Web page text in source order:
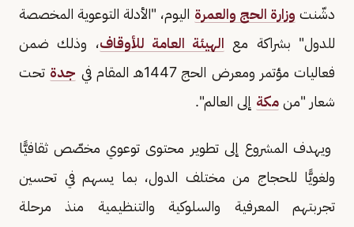
دشّنت وزارة الحج والعمرة اليوم، "الأدلة التوعوية المخصصة
للدول" بشراكة مع الهيئة العامة للأوقاف، وذلك ضمن
فعاليات مؤتمر ومعرض الحج 1447هـ المقام في
جدة تحت
شعار "من مكة إلى العالم".
ويهدف المشروع إلى تطوير محتوى توعوي مخصّص ثقافيًّا
ولغويًّا للحجاج من مختلف الدول، بما يسهم في تحسين
تجربتهم المعرفية والسلوكية والتنظيمية منذ مرحلة